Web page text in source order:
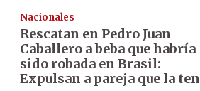
Nacionales
Rescatan en Pedro Juan
Caballero a beba que habría
sido robada en Brasil:
Expulsan a pareja que la